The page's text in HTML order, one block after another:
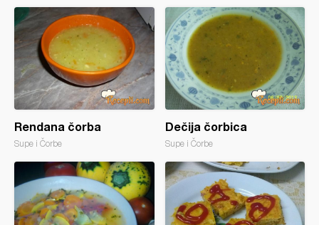
Rendana čorba
Supe i Čorbe
Dečija čorbica
Supe i Čorbe